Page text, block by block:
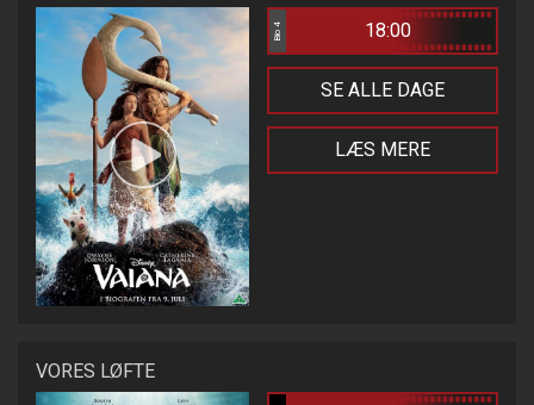
Bio 4 18:00
SE ALLE DAGE
LÆS MERE
VORES LØFTE